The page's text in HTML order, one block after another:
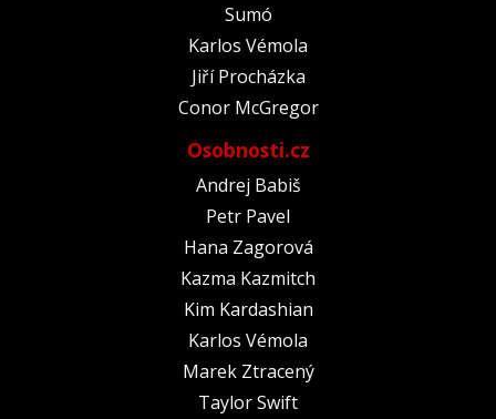
Sumó
Karlos Vémola
Jiří Procházka
Conor McGregor
Osobnosti.cz
Andrej Babiš
Petr Pavel
Hana Zagorová
Kazma Kazmitch
Kim Kardashian
Karlos Vémola
Marek Ztracený
Taylor Swift